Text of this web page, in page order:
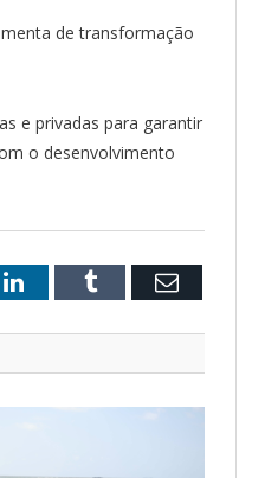
de transformação
e privadas para garantir
o desenvolvimento
LinkedInTumblr Email